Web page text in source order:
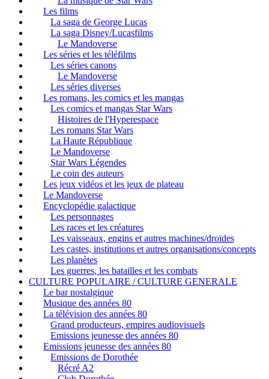
Les films
La saga de George Lucas
La saga Disney/Lucasfilms
Le Mandoverse
Les séries et les téléfilms
Les séries canons
Le Mandoverse
Les séries diverses
Les romans, les comics et les mangas
Les comics et mangas Star Wars
Histoires de l'Hyperespace
Les romans Star Wars
La Haute République
Le Mandoverse
Star Wars Légendes
Le coin des auteurs
Les jeux vidéos et les jeux de plateau
Le Mandoverse
Encyclopédie galactique
Les personnages
Les races et les créatures
Les vaisseaux, engins et autres machines/droïdes
Les castes, institutions et autres organisations/concepts
Les planètes
Les guerres, les batailles et les combats
CULTURE POPULAIRE / CULTURE GENERALE
Le bar nostalgique
Musique des années 80
La télévision des années 80
Grand producteurs, empires audiovisuels
Emissions jeunesse des années 80
Emissions jeunesse des années 80
Emissions de Dorothée
Récré A2